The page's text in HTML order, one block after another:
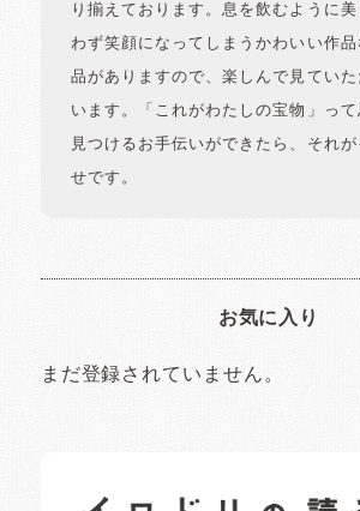
り揃えております。息を飲むように
わず笑顔になってしまうかわいい作
品がありますので、楽しんで見てい
います。「これがわたしの宝物」っ
見つけるお手伝いができたら、それ
せです。
お気に入り
まだ登録されていません。
日常の様子など随時更新中です。